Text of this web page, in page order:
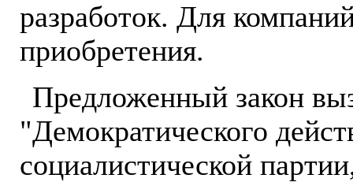
разработок. Для
приобретения.
Предложенный закон
"Демократического
социалистической